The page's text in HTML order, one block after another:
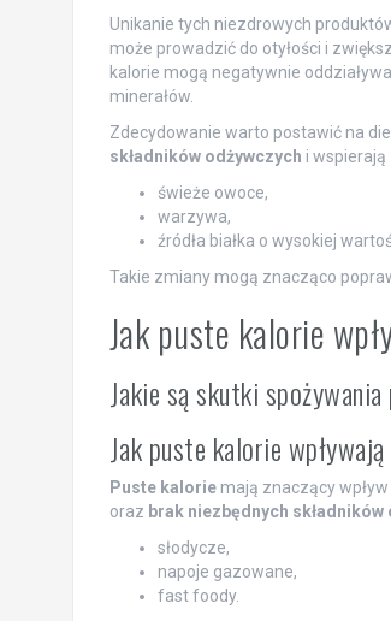
Unikanie tych niezdrowych
może prowadzić do otyłości i
kalorie mogą negatywnie
minerałów.
Zdecydowanie warto postawić na
składników odżywczych i wspierają
świeże owoce,
warzywa,
źródła białka o wysokiej
Takie zmiany mogą znacząco
Jak puste kalorie
Jakie są skutki
Jak puste kalorie
Puste kaloriemają znaczący wpływ
oraz brak niezbędnych składników
słodycze,
napoje gazowane,
fast foody.